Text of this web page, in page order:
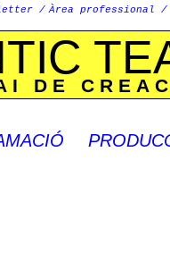
Àrea professional
DE